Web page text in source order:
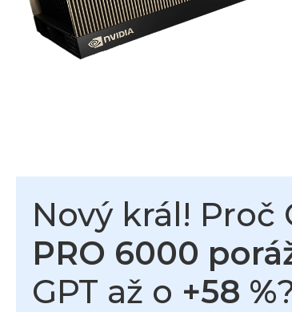
Nový král! Proč
PRO 6000
GPT až o +58 %